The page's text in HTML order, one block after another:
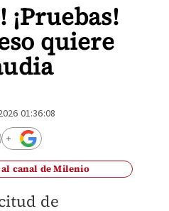
¡Pruebas!
quiere
01:36:08
canal de Milenio
de